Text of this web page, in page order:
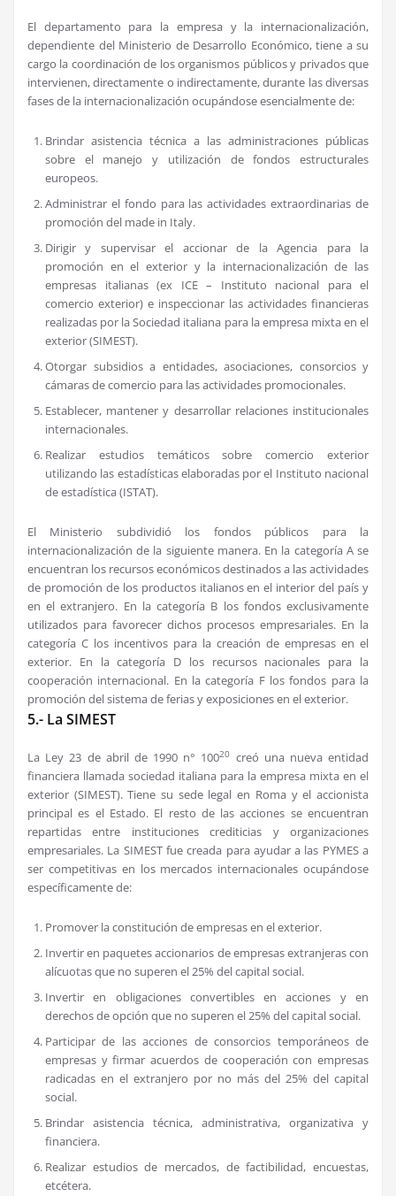
El departamento para la empresa y la internacionalización,
dependiente del Ministerio de Desarrollo Económico, tiene a su
cargo la coordinación de los organismos públicos y privados que
intervienen, directamente o indirectamente, durante las diversas
fases de la internacionalización ocupándose esencialmente de:
Brindar asistencia técnica a las administraciones públicas
sobre el manejo y utilización de fondos estructurales
europeos.
Administrar el fondo para las actividades extraordinarias de
promoción del made in Italy.
Dirigir y supervisar el accionar de la Agencia para la
promoción en el exterior y la internacionalización de las
empresas italianas (ex ICE – Instituto nacional para el
comercio exterior) e inspeccionar las actividades financieras
realizadas por la Sociedad italiana para la empresa mixta en el
exterior (SIMEST).
Otorgar subsidios a entidades, asociaciones, consorcios y
cámaras de comercio para las actividades promocionales.
Establecer, mantener y desarrollar relaciones institucionales
internacionales.
Realizar estudios temáticos sobre comercio exterior
utilizando las estadísticas elaboradas por el Instituto nacional
de estadística (ISTAT).
El Ministerio subdividió los fondos públicos para la
internacionalización de la siguiente manera. En la categoría A se
encuentran los recursos económicos destinados a las actividades
de promoción de los productos italianos en el interior del país y
en el extranjero. En la categoría B los fondos exclusivamente
utilizados para favorecer dichos procesos empresariales. En la
categoría C los incentivos para la creación de empresas en el
exterior. En la categoría D los recursos nacionales para la
cooperación internacional. En la categoría F los fondos para la
promoción del sistema de ferias y exposiciones en el exterior.
5.- La SIMEST
La Ley 23 de abril de 1990 n° 10020 creó una nueva entidad
financiera llamada sociedad italiana para la empresa mixta en el
exterior (SIMEST). Tiene su sede legal en Roma y el accionista
principal es el Estado. El resto de las acciones se encuentran
repartidas entre instituciones crediticias y organizaciones
empresariales. La SIMEST fue creada para ayudar a las PYMES a
ser competitivas en los mercados internacionales ocupándose
específicamente de:
Promover la constitución de empresas en el exterior.
Invertir en paquetes accionarios de empresas extranjeras con
alícuotas que no superen el 25% del capital social.
Invertir en obligaciones convertibles en acciones y en
derechos de opción que no superen el 25% del capital social.
Participar de las acciones de consorcios temporáneos de
empresas y firmar acuerdos de cooperación con empresas
radicadas en el extranjero por no más del 25% del capital
social.
Brindar asistencia técnica, administrativa, organizativa y
financiera.
Realizar estudios de mercados, de factibilidad, encuestas,
etcétera.